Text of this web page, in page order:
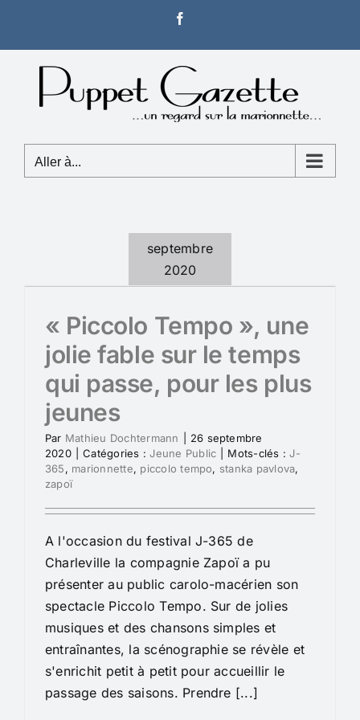
contenu
Aller à...
septembre
2020
« Piccolo Tempo », une
jolie fable sur le temps
qui passe, pour les plus
jeunes
Par Mathieu Dochtermann
26 septembre
2020
Catégories :Jeune Public Mots-clés :J-
365, marionnette, piccolo tempo, stanka pavlova,
zapoï
A l'occasion du festival J-365 de
Charleville la compagnie Zapoï a pu
présenter au public carolo-macérien son
spectacle Piccolo Tempo. Sur de jolies
musiques et des chansons simples et
entraînantes, la scénographie se révèle et
s'enrichit petit à petit pour accueillir le
passage des saisons. Prendre [...]